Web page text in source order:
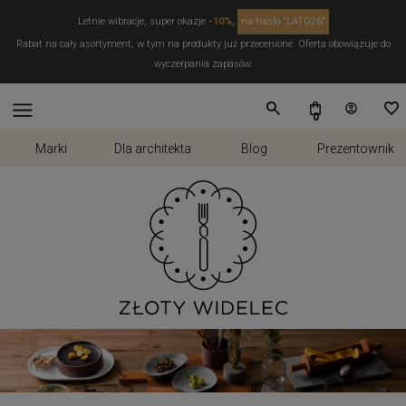
Letnie wibracje, super okazje -10%,
na hasło "LATO26"
Rabat na cały asortyment, w tym na produkty już przecenione. Oferta obowiązuje do
wyczerpania zapasów.
Marki Dla architekta Blog Prezentownik